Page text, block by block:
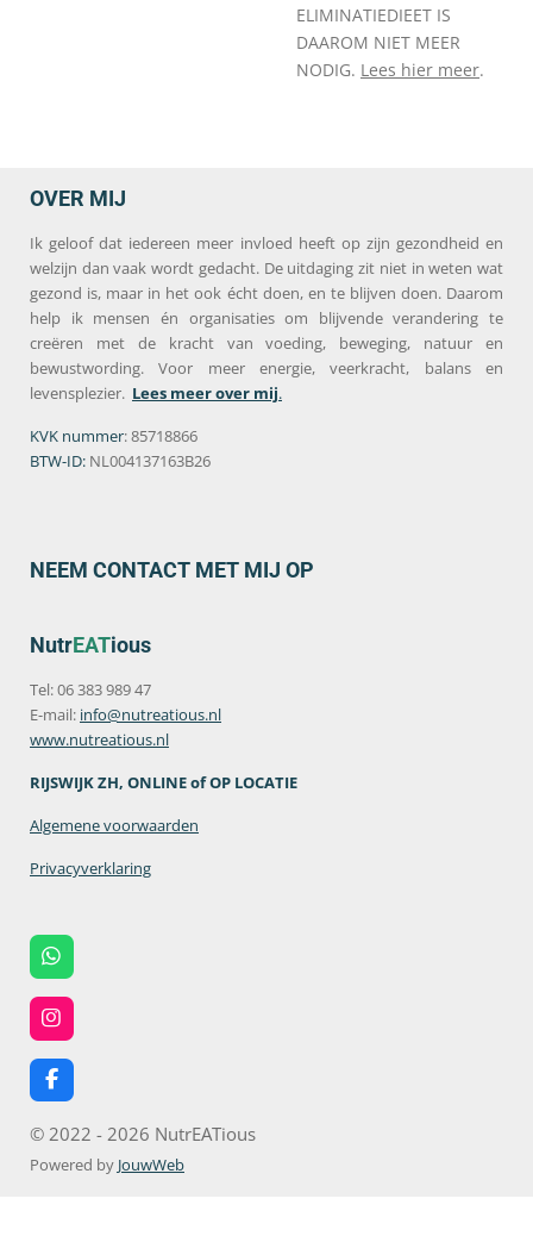
ELIMINATIEDIEET IS
DAAROM NIET MEER
NODIG. Lees hier meer.
OVER MIJ
Ik geloof dat iedereen meer invloed heeft op zijn gezondheid en
welzijn dan vaak wordt gedacht. De uitdaging zit niet in weten wat
gezond is, maar in het ook écht doen, en te blijven doen. Daarom
help ik mensen én organisaties om blijvende verandering te
creëren met de kracht van voeding, beweging, natuur en
bewustwording. Voor meer energie, veerkracht, balans en
levensplezier. Lees meer over mij.
KVK nummer: 85718866
BTW-ID: NL004137163B26
NEEM CONTACT MET MIJ OP
NutrEATious
Tel: 06 383 989 47
E-mail: info@nutreatious.nl
www.nutreatious.nl
RIJSWIJK ZH, ONLINE of OP LOCATIE
Algemene voorwaarden
Privacyverklaring
W
h
a
t
s
A
p
p
I
n
s
t
a
r
a
m
F
a
c
e
b
© 2022 - 2026 NutrEATious
Powered by JouwWeb